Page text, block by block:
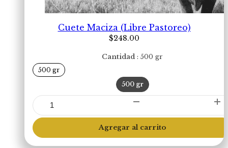
Cuete Maciza (Libre Pastoreo)
$248.00
Cantidad 500 gr
500 gr
500 gr
Cuete
Maciza
(Libre
Pastoreo)
cantidad
Agregar al carrito